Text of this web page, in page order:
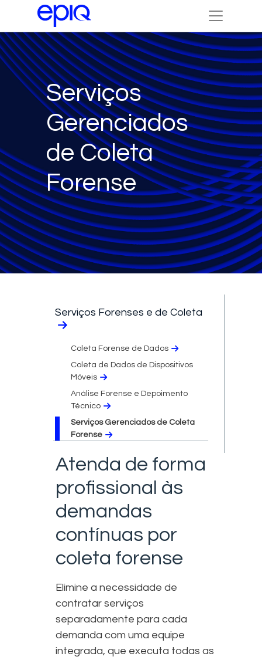
Serviços
Gerenciados
de Coleta
Forense
Serviços Forenses e de Coleta
Coleta Forense de Dados
Coleta de Dados de Dispositivos
Móveis
Análise Forense e Depoimento
Técnico
Serviços Gerenciados de Coleta
Forense
Atenda de forma
profissional às
demandas
contínuas por
coleta forense
Elimine a necessidade de
contratar serviços
separadamente para cada
demanda com uma equipe
integrada, que executa todas as